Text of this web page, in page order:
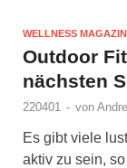
WELLNESS MAGAZIN
Outdoor
nächsten
220401 - von
Es gibt viele
aktiv zu sein,